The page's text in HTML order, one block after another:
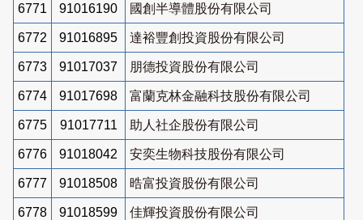
6771 91016190 國創半導體股份有限公司
6772 91016895 達裕豐創投資股份有限公司
6773 91017037 朋德投資股份有限公司
6774 91017698 富蘭克林金融科技股份有限公司
6775 91017711 助人社企股份有限公司
6776 91018042 安奕生物科技股份有限公司
6777 91018508 晧富投資股份有限公司
6778 91018599 佳輝投資股份有限公司